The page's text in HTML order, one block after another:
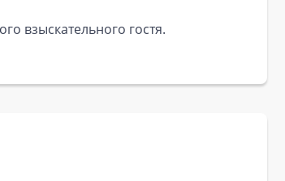
взыскательного гостя.